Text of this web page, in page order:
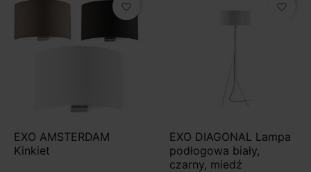
favorite_border
EXO AMSTERDAM
Kinkiet
favorite_border
EXO DIAGONAL Lampa
podłogowa biały,
czarny, miedź